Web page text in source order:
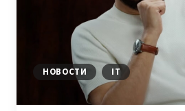
CARS
IN
UZBEKISTAN
НОВОСТИ IT